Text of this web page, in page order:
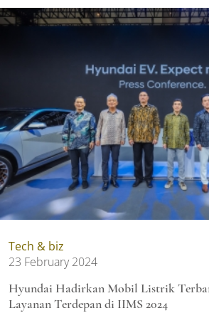
Tech & biz
23 February 2024
Hyundai Hadirkan Mobil Listrik
Layanan Terdepan di IIMS 2024